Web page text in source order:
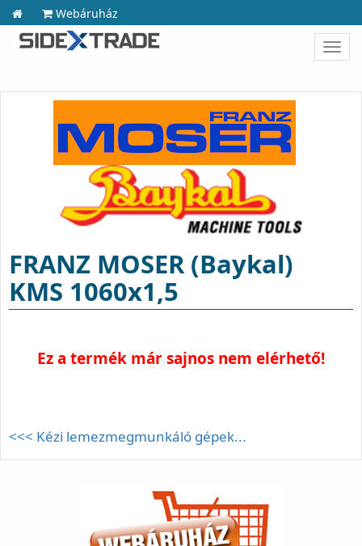
Webáruház
FRANZ MOSER (Baykal)
KMS 1060x1,5
Ez a termék már sajnos nem elérhető!
<<< Kézi lemezmegmunkáló gépek...